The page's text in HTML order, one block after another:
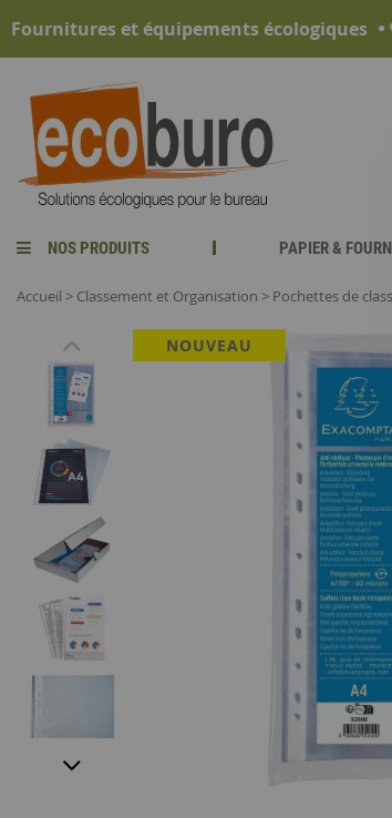
Fournitures et équipements écologiques
NOS PRODUITS PAPIER &
Accueil > Classement et Organisation > Pochettes de
NOUVEAU